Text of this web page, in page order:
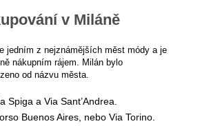
v Miláně
jedním z nejznámějších měst módy a je
nákupním rájem. Milán bylo
od názvu města.
a Via Sant’Andrea.
Buenos Aires, nebo Via Torino.